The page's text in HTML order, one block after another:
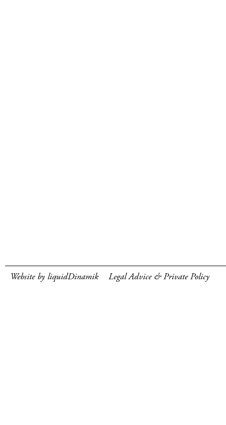
Website by liquidDinamik Legal Advice & Private Policy